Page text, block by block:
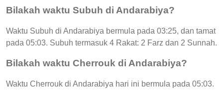
Bilakah waktu Subuh di Andarabiya?
Waktu Subuh di Andarabiya bermula pada 03:25, dan tamat
pada 05:03. Subuh termasuk 4 Rakat: 2 Farz dan 2 Sunnah.
Bilakah waktu Cherrouk di Andarabiya?
Waktu Cherrouk di Andarabiya hari ini bermula pada 05:03.